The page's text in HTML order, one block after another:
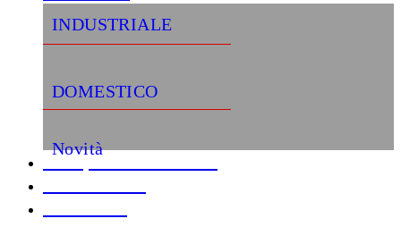
INDUSTRIALE
DOMESTICO
Novità